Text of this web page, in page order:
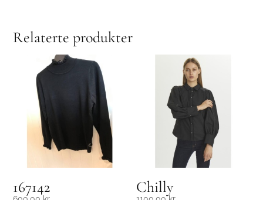
Relaterte produkter
167142 Chilly